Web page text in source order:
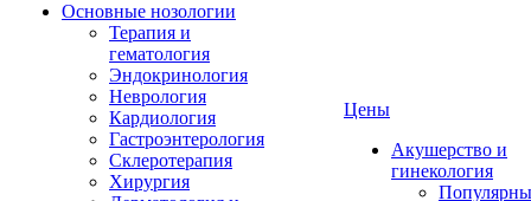
Основные нозологии
Терапия и
гематология
Эндокринология
Неврология
Кардиология
Гастроэнтерология
Склеротерапия
Хирургия
Цены
Акушерство и
гинекология